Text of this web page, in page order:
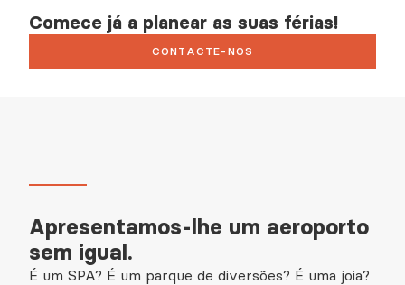
Comece já a planear as suas férias!
CONTACTE-NOS
Apresentamos-lhe um aeroporto
sem igual.
É um SPA? É um parque de diversões? É uma joia?